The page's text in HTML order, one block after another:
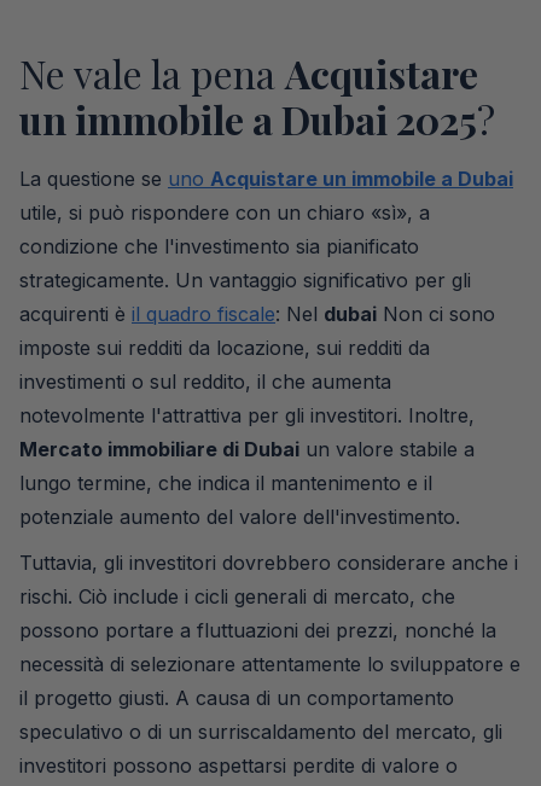
Ne vale la penaAcquistare
un immobile a Dubai 2025?
La questione se uno Acquistare un immobile a Dubai
utile, si può rispondere con un chiaro «sì», a
condizione che l'investimento sia pianificato
strategicamente. Un vantaggio significativo per gli
acquirenti è il quadro fiscale: Nel dubai Non ci sono
imposte sui redditi da locazione, sui redditi da
investimenti o sul reddito, il che aumenta
notevolmente l'attrattiva per gli investitori. Inoltre,
Mercato immobiliare di Dubai un valore stabile a
lungo termine, che indica il mantenimento e il
potenziale aumento del valore dell'investimento.
Tuttavia, gli investitori dovrebbero considerare anche i
rischi. Ciò include i cicli generali di mercato, che
possono portare a fluttuazioni dei prezzi, nonché la
necessità di selezionare attentamente lo sviluppatore e
il progetto giusti. A causa di un comportamento
speculativo o di un surriscaldamento del mercato, gli
investitori possono aspettarsi perdite di valore o